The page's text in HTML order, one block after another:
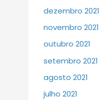
dezembro 2021
novembro 2021
outubro 2021
setembro 2021
agosto 2021
julho 2021